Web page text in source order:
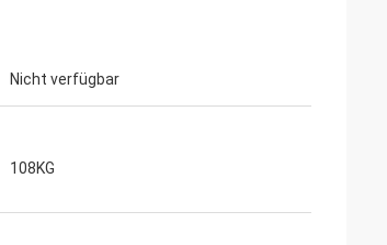
Nicht verfügbar
108KG